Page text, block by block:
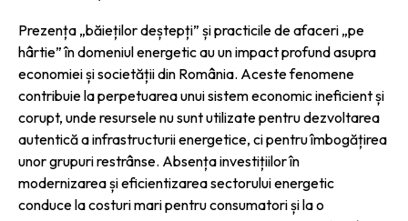
Prezența „băieților deștepți” și practicile de afaceri „pe
hârtie” în domeniul energetic au un impact profund asupra
economiei și societății din România. Aceste fenomene
contribuie la perpetuarea unui sistem economic ineficient și
corupt, unde resursele nu sunt utilizate pentru dezvoltarea
autentică a infrastructurii energetice, ci pentru îmbogățirea
unor grupuri restrânse. Absența investițiilor în
modernizarea și eficientizarea sectorului energetic
conduce la costuri mari pentru consumatori și la o